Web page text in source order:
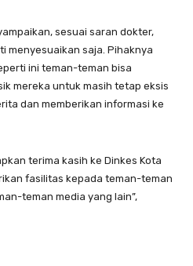
sesuai saran dokter,
menyesuaikan saja. Pihaknya
ini teman-teman bisa
mereka untuk masih tetap eksis
dan memberikan informasi ke
terima kasih ke Dinkes Kota
fasilitas kepada teman-teman
teman media yang lain”,